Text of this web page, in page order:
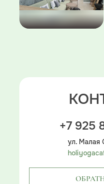
+7 925
ул. Малая